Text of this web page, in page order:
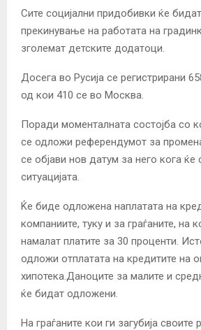
Сите социјални придобивки ќе
прекинување на работата на
зголемат детските додатоци.
Досега во Русија се регистрирани
од кои 410 се во Москва.
Поради моменталната состојба со
се одложи референдумот за
се објави нов датум за него кога ќе
ситуацијата.
Ќе биде одложена наплатата на
компаниите, туку и за граѓаните, на
намалат платите за 30 проценти.
одложи отплатата на кредитите на
хипотека.Даноците за малите и
ќе бидат одложени.
На граѓаните кои ги загубија своите